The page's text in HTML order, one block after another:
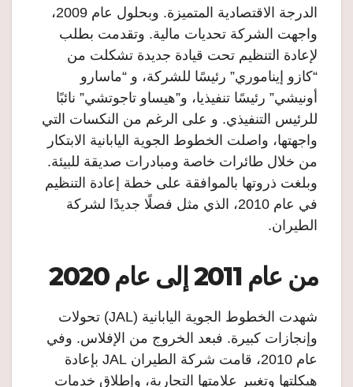
الدرجة الاقتصادية المتميزة. وبحلول عام 2009،
واجهت الشركة تحديات مالية. وتقدمت بطلب
لإعادة التنظيم تحت قيادة جديدة تشكلت من
“كازو إيناموري” رئيسًا للشركة، و “ماسارو
أونيشي” رئيسًا تنفيذيا، و”هيساو تاجوتشي” نائبًا
للرئيس التنفيذي. و على الرغم من النكسات التي
واجهتها، واصلت الخطوط الجوية اليابانية الابتكار
من خلال طائرات خاصة ومبادرات صديقة للبيئة.
وبلغت ذروتها بالموافقة على خطة إعادة التنظيم
في عام 2010، الذي مثل فصلًا جديدًا لشركة
الطيران.
من عام 2011 إلى عام 2020
شهدت الخطوط الجوية اليابانية (JAL) تحولات
وإنجازات كبيرة. فبعد الخروج من الإفلاس. وفي
عام 2010، قامت شركة الطيران JAL بإعادة
هيكلتها وتغيير علامتها التجارية، وإطلاق خدمات